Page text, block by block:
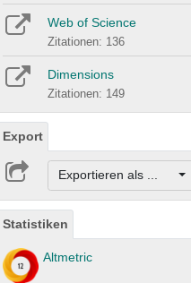
Web of Science
Zitationen: 136
Dimensions
Zitationen: 149
Export
Exportieren als ...
Statistiken
Altmetric